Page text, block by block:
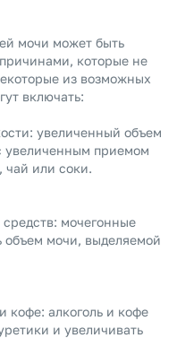
мочи может быть
которые не
из возможных
включать:
увеличенный объем
увеличенным приемом
чай или соки.
мочегонные
объем мочи, выделяемой
кофе: алкоголь и кофе
и увеличивать